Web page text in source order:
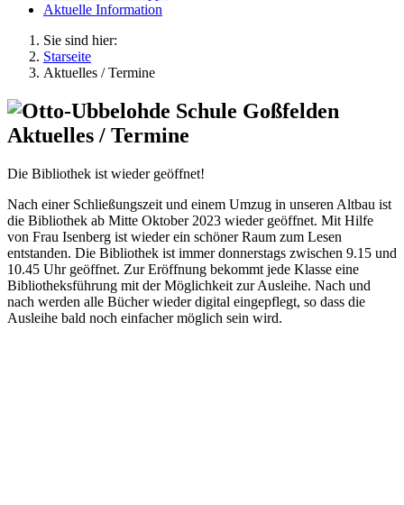
Aktuelle Information
Sie sind hier:
Starseite
Aktuelles / Termine
Aktuelles / Termine
Die Bibliothek ist wieder geöffnet!
Nach einer Schließungszeit und einem Umzug in unseren Altbau ist
die Bibliothek ab Mitte Oktober 2023 wieder geöffnet. Mit Hilfe
von Frau Isenberg ist wieder ein schöner Raum zum Lesen
entstanden. Die Bibliothek ist immer donnerstags zwischen 9.15 und
10.45 Uhr geöffnet. Zur Eröffnung bekommt jede Klasse eine
Bibliotheksführung mit der Möglichkeit zur Ausleihe. Nach und
nach werden alle Bücher wieder digital eingepflegt, so dass die
Ausleihe bald noch einfacher möglich sein wird.